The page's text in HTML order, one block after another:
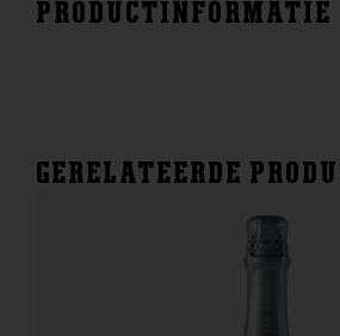
PRODUCTINFORMATIE
GERELATEERDE